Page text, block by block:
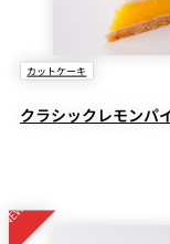
カットケーキ
クラシックレモンパ